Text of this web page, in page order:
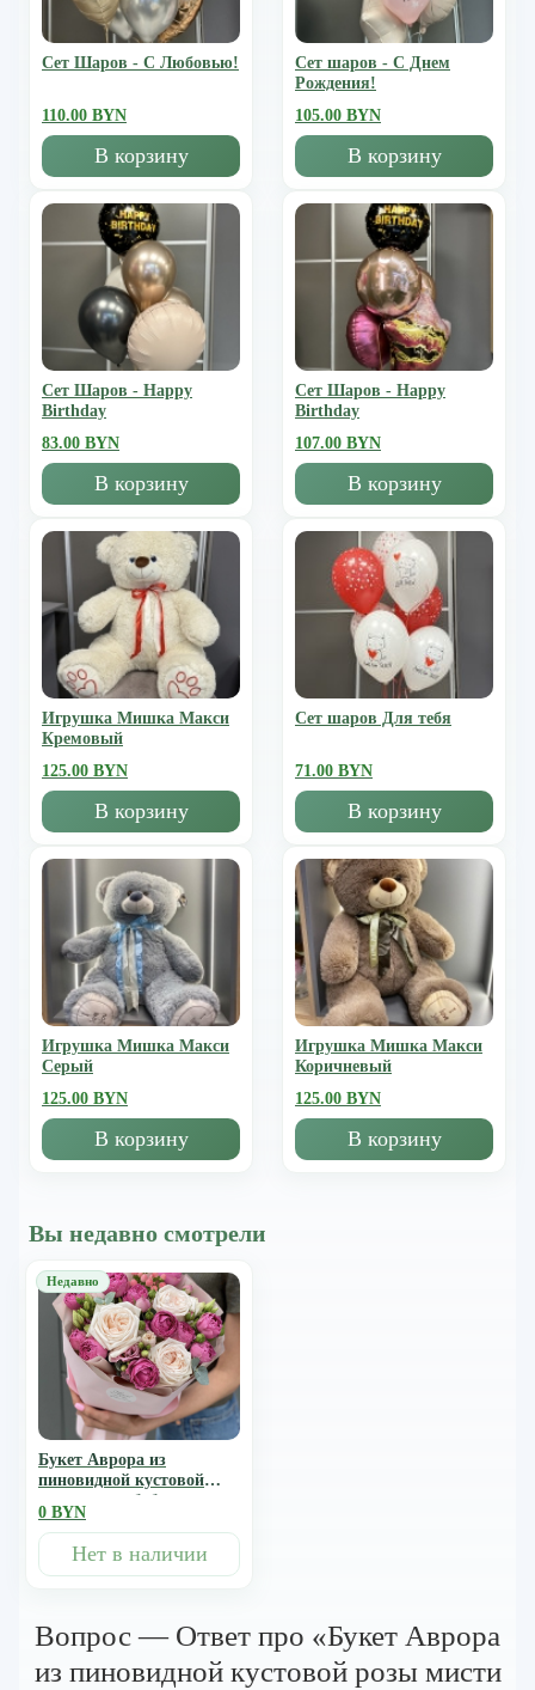
Сет Шаров - С Любовью!
110.00 BYN
В корзину
Сет шаров - С Днем
Рождения!
105.00 BYN
В корзину
Сет Шаров - Happy
Birthday
83.00 BYN
В корзину
Сет Шаров - Happy
Birthday
107.00 BYN
В корзину
Игрушка Мишка Mакси
Кремовый
125.00 BYN
В корзину
Сет шаров Для тебя
71.00 BYN
В корзину
Игрушка Мишка Mакси
Серый
125.00 BYN
В корзину
Игрушка Мишка Mакси
Коричневый
125.00 BYN
В корзину
Вы недавно смотрели
Букет Аврора из
пиновидной кустовой
розы мисти баблс,
гиперикума, эустомы и
одноголовой розы Охара
0 BYN
Нет в наличии
Вопрос — Ответ про «Букет Аврора
из пиновидной кустовой розы мисти